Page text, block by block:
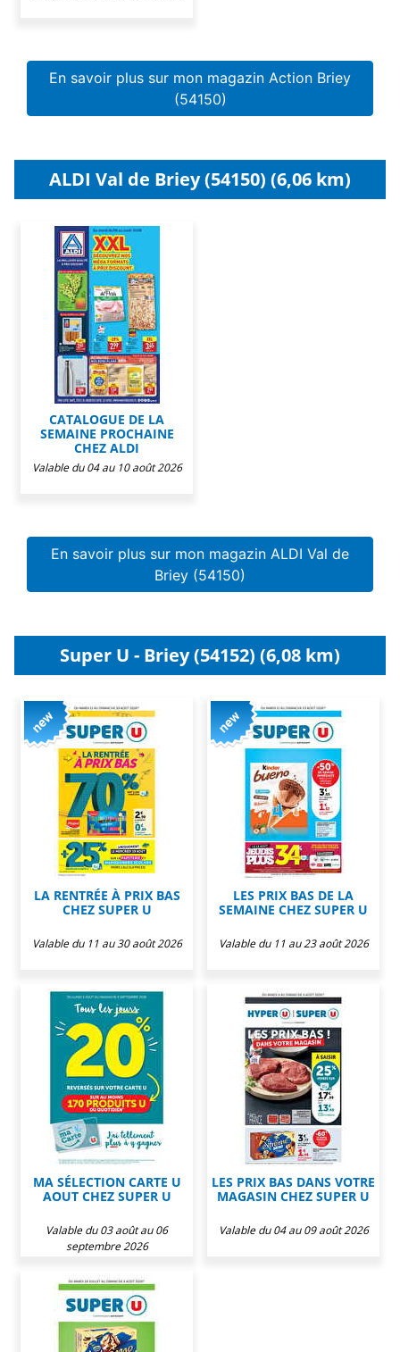
En savoir plus sur mon magazin Action Briey
(54150)
ALDI Val de Briey (54150) (6,06 km)
CATALOGUE DE LA
SEMAINE PROCHAINE
CHEZ ALDI
Valable du 04 au 10 août 2026
En savoir plus sur mon magazin ALDI Val de
Briey (54150)
Super U - Briey (54152) (6,08 km)
LA RENTRÉE À PRIX BAS
CHEZ SUPER U
Valable du 11 au 30 août 2026
LES PRIX BAS DE LA
SEMAINE CHEZ SUPER U
Valable du 11 au 23 août 2026
MA SÉLECTION CARTE U
AOUT CHEZ SUPER U
Valable du 03 août au 06
septembre 2026
LES PRIX BAS DANS VOTRE
MAGASIN CHEZ SUPER U
Valable du 04 au 09 août 2026